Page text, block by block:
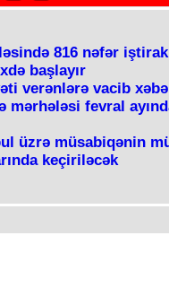
816 nəfər
başlayır
verənlərə vacib
mərhələsi fevral
üzrə müsabiqənin
keçiriləcək